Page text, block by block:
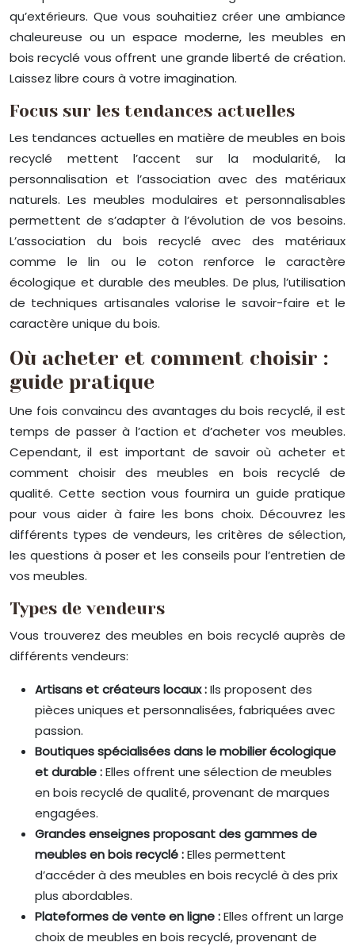
qu’extérieurs. Que vous souhaitiez créer une ambiance
chaleureuse ou un espace moderne, les meubles en
bois recyclé vous offrent une grande liberté de création.
Laissez libre cours à votre imagination.
Focus sur les tendances actuelles
Les tendances actuelles en matière de meubles en bois
recyclé mettent l’accent sur la modularité, la
personnalisation et l’association avec des matériaux
naturels. Les meubles modulaires et personnalisables
permettent de s’adapter à l’évolution de vos besoins.
L’association du bois recyclé avec des matériaux
comme le lin ou le coton renforce le caractère
écologique et durable des meubles. De plus, l’utilisation
de techniques artisanales valorise le savoir-faire et le
caractère unique du bois.
Où acheter et comment choisir :
guide pratique
Une fois convaincu des avantages du bois recyclé, il est
temps de passer à l’action et d’acheter vos meubles.
Cependant, il est important de savoir où acheter et
comment choisir des meubles en bois recyclé de
qualité. Cette section vous fournira un guide pratique
pour vous aider à faire les bons choix. Découvrez les
différents types de vendeurs, les critères de sélection,
les questions à poser et les conseils pour l’entretien de
vos meubles.
Types de vendeurs
Vous trouverez des meubles en bois recyclé auprès de
différents vendeurs:
Artisans et créateurs locaux :Ils proposent des
pièces uniques et personnalisées, fabriquées avec
passion.
Boutiques spécialisées dans le mobilier écologique
et durable :Elles offrent une sélection de meubles
en bois recyclé de qualité, provenant de marques
engagées.
Grandes enseignes proposant des gammes de
meubles en bois recyclé :Elles permettent
d’accéder à des meubles en bois recyclé à des prix
plus abordables.
Plateformes de vente en ligne :Elles offrent un large
choix de meubles en bois recyclé, provenant de